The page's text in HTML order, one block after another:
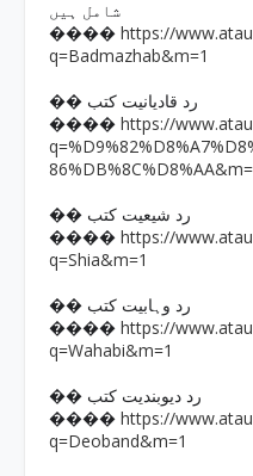
شامل ہیں
���� https://
q=Badmazhab&m=1
�� رد قادیانیت کتب
���� https://
�� رد شیعیت کتب
���� https://
q=Shia&m=1
�� رد وہابیت کتب
���� https://
q=Wahabi&m=1
�� رد دیوبندیت کتب
���� https://
q=Deoband&m=1